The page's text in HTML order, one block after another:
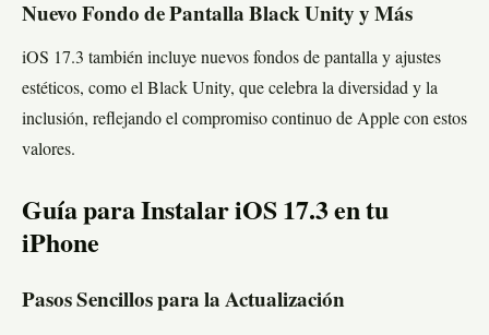
Nuevo Fondo de Pantalla Black Unity y Más
iOS 17.3 también incluye nuevos fondos de pantalla y ajustes
estéticos, como el Black Unity, que celebra la diversidad y la
inclusión, reflejando el compromiso continuo de Apple con estos
valores.
Guía para Instalar iOS 17.3 en tu
iPhone
Pasos Sencillos para la Actualización